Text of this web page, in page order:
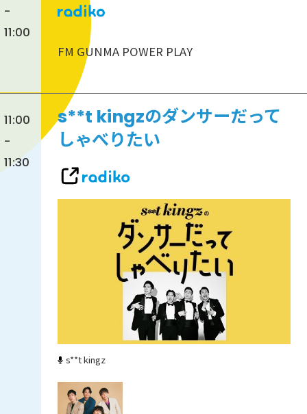
-
11:00
FM GUNMA POWER PLAY
11:00
-
11:30
s**t kingzのダンサーだって
しゃべりたい
s**t kingz